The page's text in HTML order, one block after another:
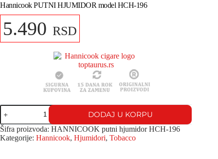
Hannicook PUTNI HJUMIDOR model HCH-196
5.490 RSD
DODAJ U KORPU
Šifra proizvoda: HANNICOOK putni hjumidor HCH-196
Kategorije: Hannicook, Hjumidori, Tobacco